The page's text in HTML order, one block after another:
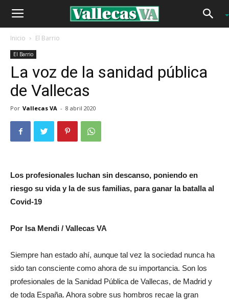
Inicio El Barrio
El Barrio
La voz de la sanidad pública
de Vallecas
Por Vallecas VA - 8 abril 2020
Los profesionales luchan sin descanso, poniendo en
riesgo su vida y la de sus familias, para ganar la batalla al
Covid-19
Por Isa Mendi / Vallecas VA
Siempre han estado ahí, aunque tal vez la sociedad nunca ha
sido tan consciente como ahora de su importancia. Son los
profesionales de la Sanidad Pública de Vallecas, de Madrid y
de toda España. Ahora sobre sus hombros recae la gran